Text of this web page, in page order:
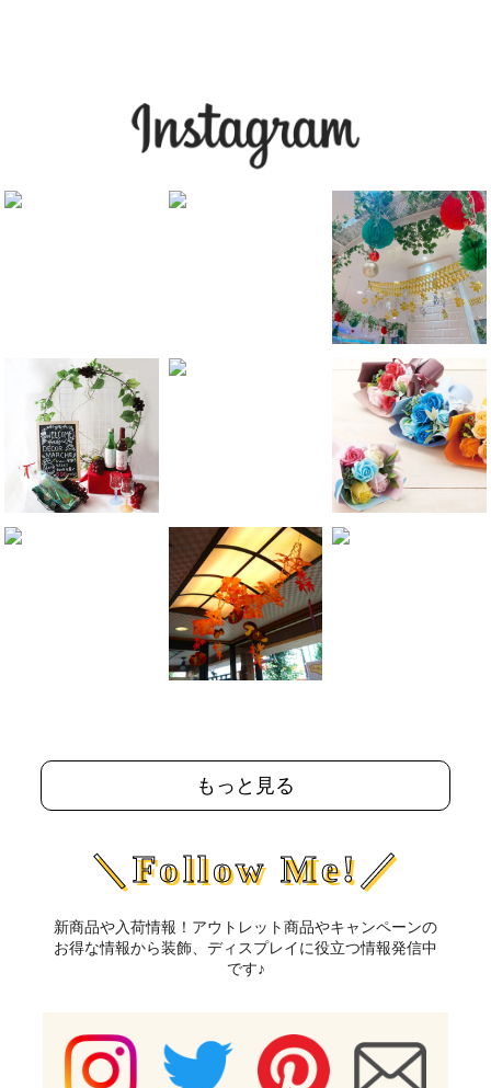
もっと見る
＼Follow Me!／
新商品や入荷情報！アウトレット商品やキャンペーンの
お得な情報から装飾、ディスプレイに役立つ情報発信中
です♪